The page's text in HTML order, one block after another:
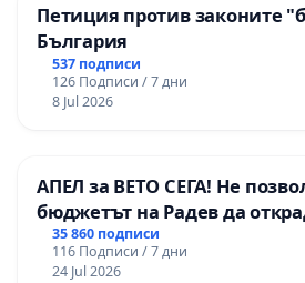
Петиция против законите
България
537 подписи
126 Подписи / 7 дни
8 Jul 2026
АПЕЛ за ВЕТО СЕГА! Не
бюджетът на Радев да
правата ни в тъмното
35 860 подписи
116 Подписи / 7 дни
24 Jul 2026